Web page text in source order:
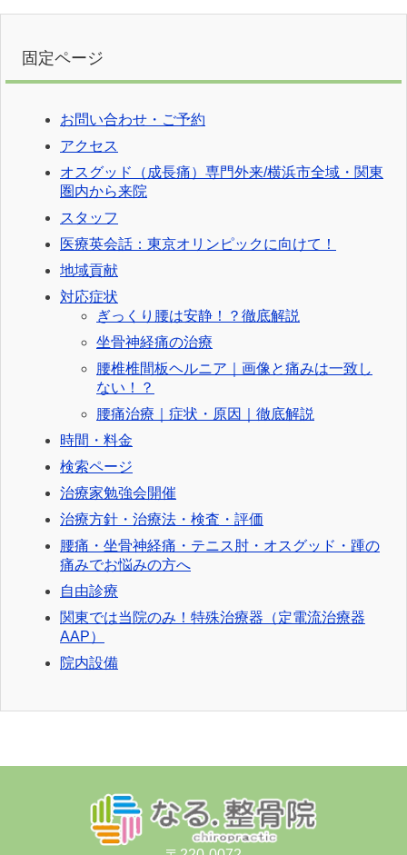
固定ページ
お問い合わせ・ご予約
アクセス
オスグッド（成長痛）専門外来/横浜市全域・関東
圏内から来院
スタッフ
医療英会話：東京オリンピックに向けて！
地域貢献
対応症状
ぎっくり腰は安静！？徹底解説
坐骨神経痛の治療
腰椎椎間板ヘルニア｜画像と痛みは一致し
ない！？
腰痛治療｜症状・原因｜徹底解説
時間・料金
検索ページ
治療家勉強会開催
治療方針・治療法・検査・評価
腰痛・坐骨神経痛・テニス肘・オスグッド・踵の
痛みでお悩みの方へ
自由診療
関東では当院のみ！特殊治療器（定電流治療器
AAP）
院内設備